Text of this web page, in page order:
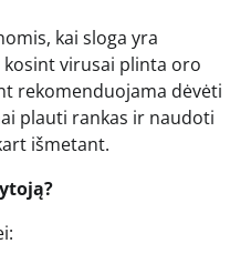
kai sloga yra
virusai plinta oro
rekomenduojama dėvėti
plauti rankas ir naudoti
išmetant.